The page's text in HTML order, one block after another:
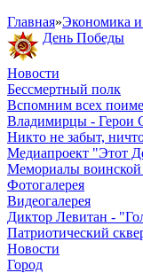
Главная»Экономика и
День Победы
Новости
Бессмертный полк
Вспомним всех
Владимирцы - Герои
Никто не забыт,
Медиапроект "Этот
Мемориалы воинской
Фотогалерея
Видеогалерея
Диктор Левитан -
Патриотический
Новости
Город